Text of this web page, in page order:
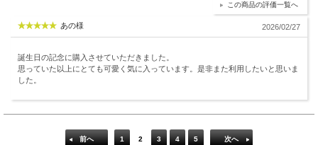
この商品の評価一覧へ
あの様 2026/02/27
誕生日の記念に購入させていただきました。
思っていた以上にとても可愛く気に入っています。是非また利用したいと思いま
した。
前へ 1 2 3 4 5
次へ